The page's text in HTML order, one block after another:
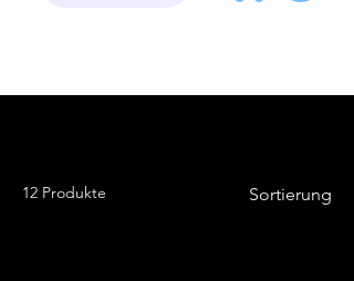
12 Produkte Sortierung